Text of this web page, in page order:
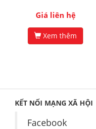
Giá liên hệ
Xem thêm
KẾT NỐI MẠNG XÃ HỘI
Facebook